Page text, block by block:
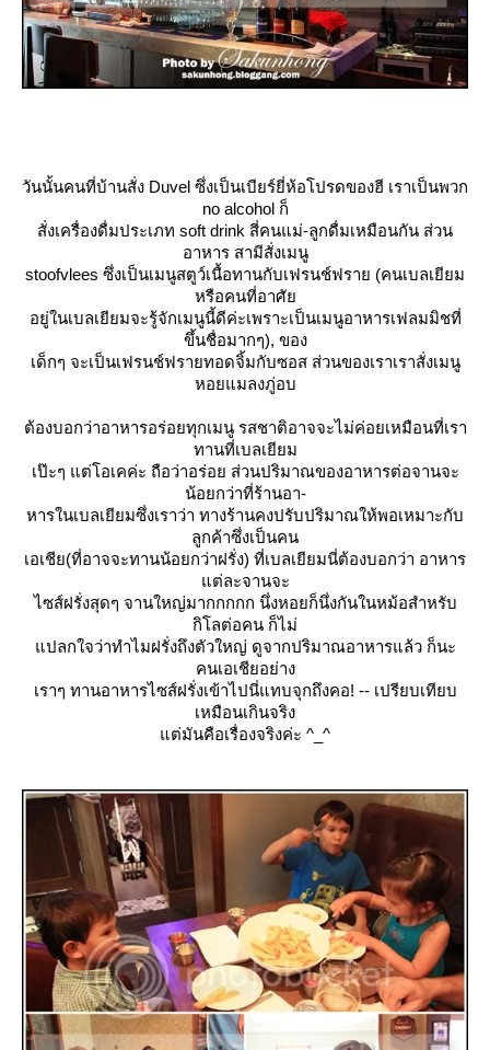
วันนั้นคนที่บ้านสั่ง Duvel ซึ่งเป็นเบียร์ยี่ห้อโปรดของฮี เราเป็นพวก
no alcohol ก็
สั่งเครื่องดื่มประเภท soft drink สี่คนแม่-ลูกดื่มเหมือนกัน ส่วน
อาหาร สามีสั่งเมนู
stoofvlees ซึ่งเป็นเมนูสตูว์เนื้อทานกับเฟรนช์ฟราย (คนเบลเยียม
หรือคนที่อาศั
อยู่ในเบลเยียมจะรู้จักเมนูนี้ดีค่ะเพราะเป็นเมนูอาหารเฟลมมิชที่
ขึ้นชื่อมากๆ), ของ
เด็กๆ จะเป็นเฟรนช์ฟรายทอดจิ้มกับซอส ส่วนของเราเราสั่งเมนู
หอยแมลงภู่อบ
ต้องบอกว่าอาหารอร่อยทุกเมนู รสชาติอาจจะไม่ค่อยเหมือนที่เรา
ทานที่เบลเยียม
เป๊ะๆ แต่โอเคค่ะ ถือว่าอร่อย ส่วนปริมาณของอาหารต่อจานจะ
น้อยกว่าที่ร้านอา-
หารในเบลเยียมซึ่งเราว่า ทางร้านคงปรับปริมาณให้พอเหมาะกับ
ลูกค้าซึ่งเป็นคน
เอเชีย(ที่อาจจะทานน้อยกว่าฝรั่ง) ที่เบลเยียมนี่ต้องบอกว่า อาหาร
ต่ละจานจะ
ไซส์ฝรั่งสุดๆ จานใหญ่มากกกกก นึ่งหอยก็นึ่งกันในหม้อสำหรับ
กิโลต่อคน ก็ไม่
ปลกใจว่าทำไมฝรั่งถึงตัวใหญ่ ดูจากปริมาณอาหารแล้ว ก็นะ
คนเอเชียอย่าง
เราๆ ทานอาหารไซส์ฝรั่งเข้าไปนี่แทบจุกถึงคอ! -- เปรียบเทียบ
เหมือนเกินจริง
ต่มันคือเรื่องจริงค่ะ ^_^